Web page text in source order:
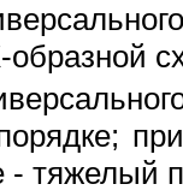
- тяжелый